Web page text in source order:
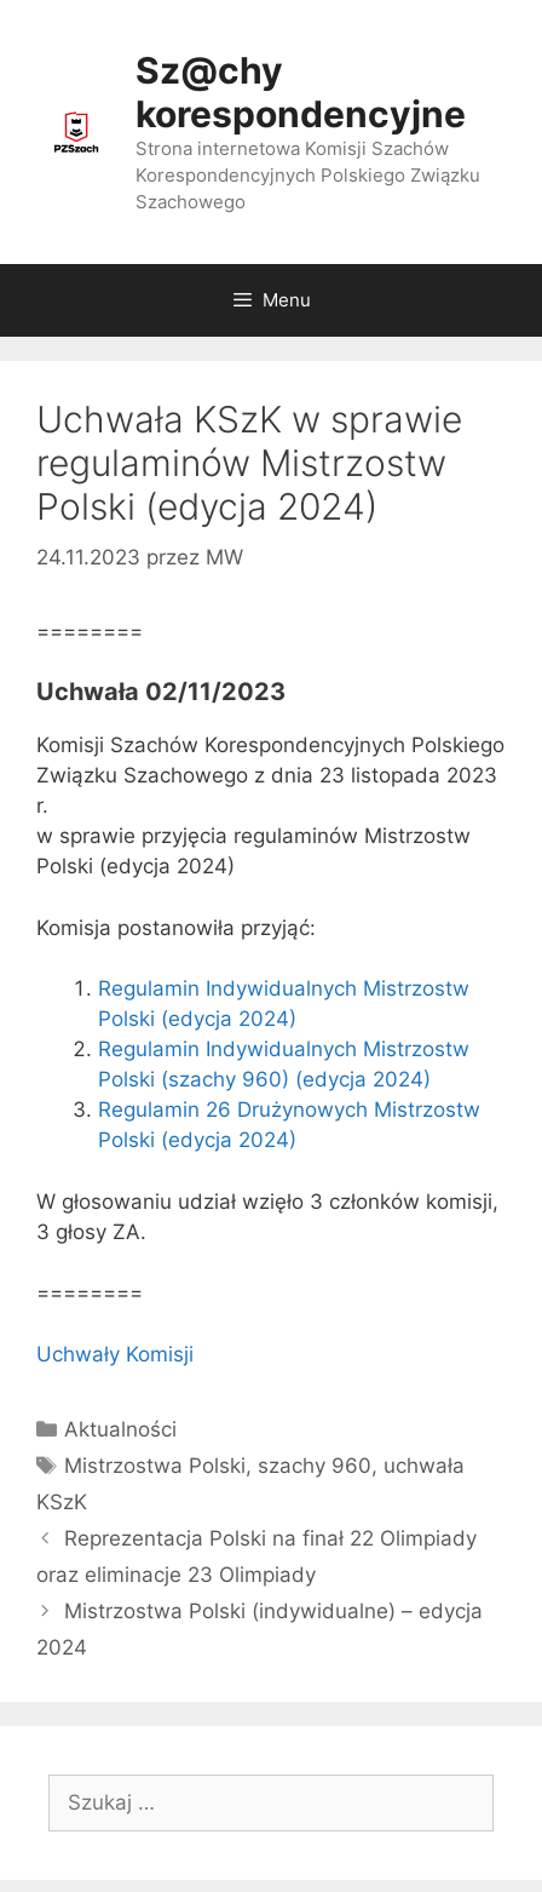
Sz@chy
korespondencyjne
Strona internetowa Komisji Szachów
Korespondencyjnych Polskiego Związku
Szachowego
Menu
Uchwała KSzK w sprawie
regulaminów Mistrzostw
Polski (edycja 2024)
24.11.2023 przez MW
========
Uchwała 02/11/2023
Komisji Szachów Korespondencyjnych Polskiego
Związku Szachowego z dnia 23 listopada 2023
r.
w sprawie przyjęcia regulaminów Mistrzostw
Polski (edycja 2024)
Komisja postanowiła przyjąć:
Regulamin Indywidualnych Mistrzostw
Polski (edycja 2024)
Regulamin Indywidualnych Mistrzostw
Polski (szachy 960) (edycja 2024)
Regulamin 26 Drużynowych Mistrzostw
Polski (edycja 2024)
W głosowaniu udział wzięło 3 członków komisji,
3 głosy ZA.
========
Uchwały Komisji
Kategorie
Aktualności
Tagi
Mistrzostwa Polski, szachy 960, uchwała
KSzK
Reprezentacja Polski na finał 22 Olimpiady
oraz eliminacje 23 Olimpiady
Mistrzostwa Polski (indywidualne) – edycja
2024